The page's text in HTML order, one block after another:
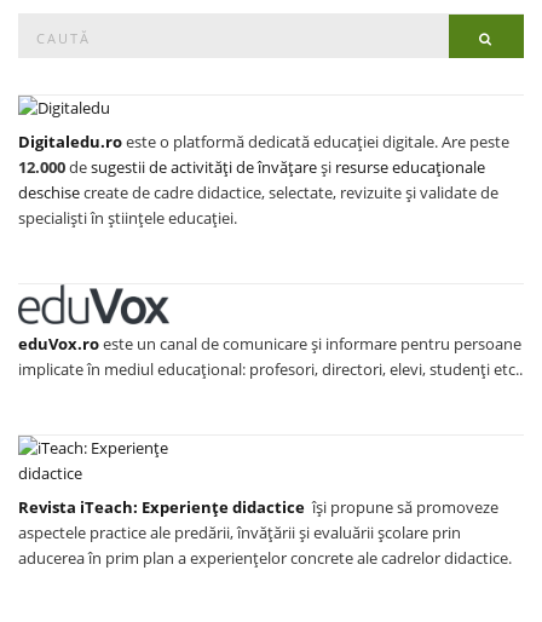
for:
Digitaledu.roeste o platformă dedicată educației digitale. Are peste
12.000desugestii de activități de învățareși resurse educaționale
deschisecreate de cadre didactice, selectate, revizuite și validate de
specialiști în științele educației.
eduVox.roeste un canal de comunicare și informare pentru persoane
implicate în mediul educațional: profesori, directori, elevi, studenți etc..
Revista iTeach: Experienţe didactice îşi propune să promoveze
aspectele practice ale predării, învăţării şi evaluării şcolare prin
aducerea în prim plan a experienţelor concrete ale cadrelor didactice.